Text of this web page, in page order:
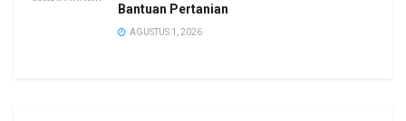
Bantuan Pertanian
AGUSTUS 1, 2026